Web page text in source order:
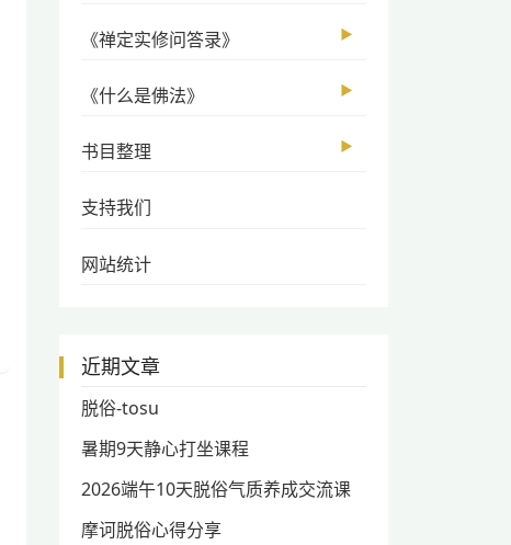
《禅定实修问答录》 ▶
《什么是佛法》 ▶
书目整理 ▶
支持我们
网站统计
近期文章
脱俗-tosu
暑期9天静心打坐课程
2026端午10天脱俗气质养成交流课
摩诃脱俗心得分享